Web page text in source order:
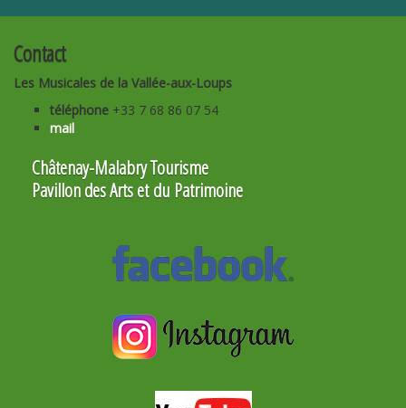
Contact
Les Musicales de la Vallée-aux-Loups
téléphone +33 7 68 86 07 54
mail
Châtenay-Malabry Tourisme
Pavillon des Arts et du Patrimoine